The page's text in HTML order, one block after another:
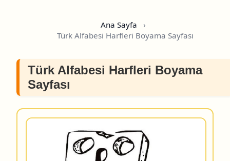
Ana Sayfa
›
Türk Alfabesi Harfleri Boyama Sayfası
Türk Alfabesi Harfleri Boyama
Sayfası